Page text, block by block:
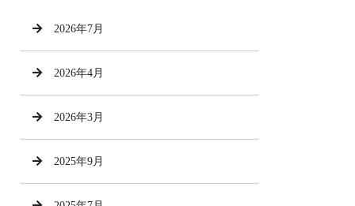
2026年7月
2026年4月
2026年3月
2025年9月